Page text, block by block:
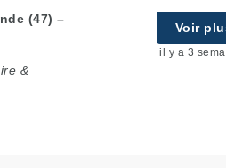
(47) –
&
Voir
il y a 3